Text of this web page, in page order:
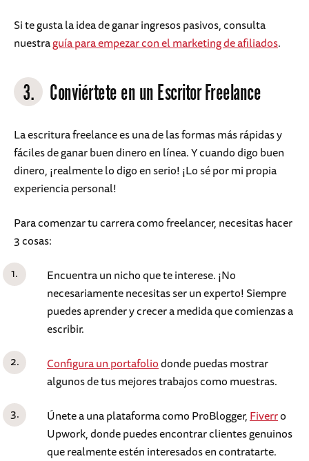
Si te gusta la idea de ganar ingresos pasivos, consulta
nuestraguía para empezar con el marketing de afiliados.
3. Conviértete en un Escritor Freelance
La escritura freelance es una de las formas más rápidas y
fáciles de ganar buen dinero en línea. Y cuando digo buen
dinero, ¡realmente lo digo en serio! ¡Lo sé por mi propia
experiencia personal!
Para comenzar tu carrera como freelancer, necesitas hacer
3 cosas:
Encuentra un nicho que te interese. ¡No
necesariamente necesitas ser un experto! Siempre
puedes aprender y crecer a medida que comienzas a
escribir.
Configura un portafoliodonde puedas mostrar
algunos de tus mejores trabajos como muestras.
Únete a una plataforma como ProBlogger,Fiverro
Upwork, donde puedes encontrar clientes genuinos
que realmente estén interesados en contratarte.